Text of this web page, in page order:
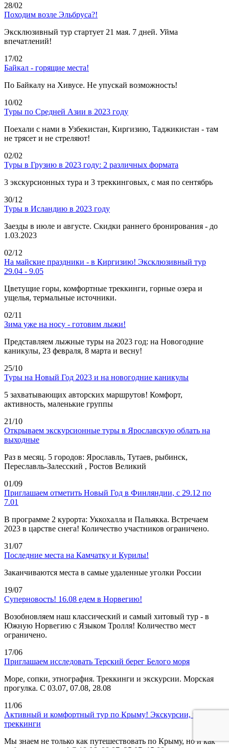
28/02
Походим возле Эльбруса?!
Эксклюзивный тур стартует 21 мая. 7 дней. Уйма
впечатлений!
17/02
Байкал - горящие места!
По Байкалу на Хивусе. Не упускай возможность!
10/02
Туры по Средней Азии в 2023 году
Поехали с нами в Узбекистан, Киргизию, Таджикистан - там
не трясет и не стреляют!
02/02
Туры в Грузию в 2023 году: 2 различных формата
3 экскурсионных тура и 3 треккинговых, с мая по сентябрь
30/12
Туры в Исландию в 2023 году
Заезды в июле и августе. Скидки раннего бронирования - до
1.03.2023
02/12
На майские праздники - в Киргизию! Эксклюзивный тур
29.04 - 9.05
Цветущие горы, комфортные треккинги, горные озера и
ущелья, термальные источники.
02/11
Зима уже на носу - готовим лыжи!
Представляем лыжные туры на 2023 год: на Новогодние
каникулы, 23 февраля, 8 марта и весну!
25/10
Туры на Новый Год 2023 и на новогодние каникулы
5 захватывающих авторских маршрутов! Комфорт,
активность, маленькие группы
21/10
Открываем экскурсионные туры в Ярославскую облать на
выходные
Раз в месяц. 5 городов: Ярославль, Тутаев, рыбинск,
Переславль-Залесский , Ростов Великий
01/09
Приглашаем отметить Новый Год в Финляндии, с 29.12 по
7.01
В программе 2 курорта: Уккохалла и Пальякка. Встречаем
2023 в царстве снега! Количество участников ограничено.
31/07
Последние места на Камчатку и Курилы!
Заканчиваются места в самые удаленные уголки России
19/07
Суперновость! 16.08 едем в Норвегию!
Возобновляем наш классический и самый хитовый тур - в
Южную Норвегию с Языком Тролля! Количество мест
ограничено.
17/06
Приглашаем исследовать Терский берег Белого моря
Море, сопки, этнография. Треккинги и экскурсии. Морская
прогулка. С 03.07, 07.08, 28.08
11/06
Активный и комфортный тур по Крыму! Экскурсии, море,
треккинги
Мы знаем не только как путешествовать по Крыму, но и как